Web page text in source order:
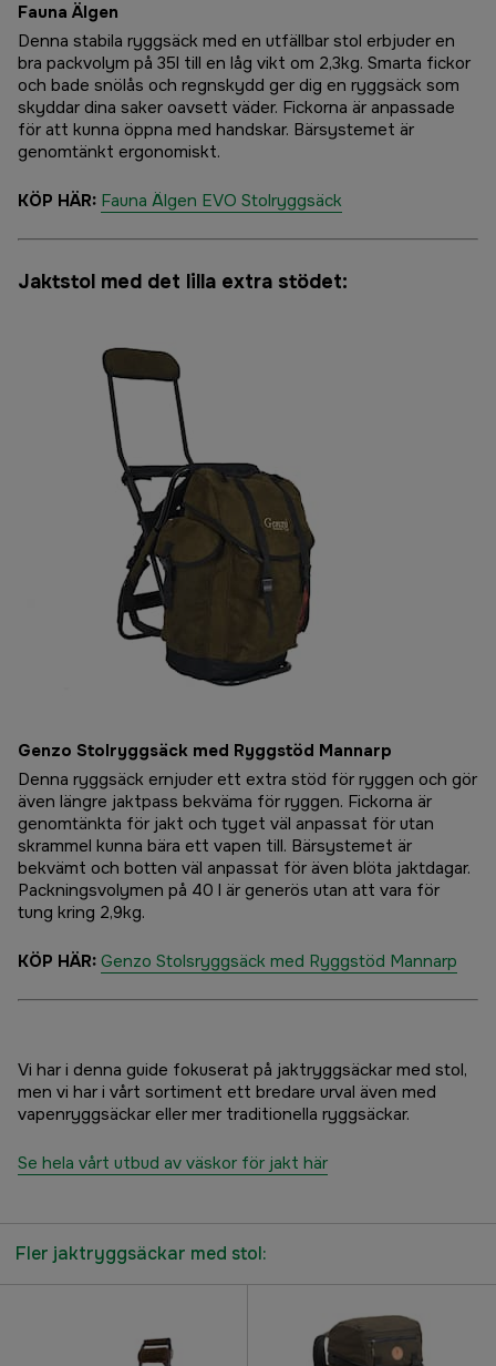
Fauna Älgen
Denna stabila ryggsäck med en utfällbar stol erbjuder en
bra packvolym på 35l till en låg vikt om 2,3kg. Smarta fickor
och bade snölås och regnskydd ger dig en ryggsäck som
skyddar dina saker oavsett väder. Fickorna är anpassade
för att kunna öppna med handskar. Bärsystemet är
genomtänkt ergonomiskt.
KÖP HÄR: Fauna Älgen EVO Stolryggsäck
Jaktstol med det lilla extra stödet:
Genzo Stolryggsäck med Ryggstöd Mannarp
Denna ryggsäck ernjuder ett extra stöd för ryggen och gör
även längre jaktpass bekväma för ryggen. Fickorna är
genomtänkta för jakt och tyget väl anpassat för utan
skrammel kunna bära ett vapen till. Bärsystemet är
bekvämt och botten väl anpassat för även blöta jaktdagar.
Packningsvolymen på 40 l är generös utan att vara för
tung kring 2,9kg.
KÖP HÄR: Genzo Stolsryggsäck med Ryggstöd Mannarp
Vi har i denna guide fokuserat på jaktryggsäckar med stol,
men vi har i vårt sortiment ett bredare urval även med
vapenryggsäckar eller mer traditionella ryggsäckar.
Se hela vårt utbud av väskor för jakt här
Fler jaktryggsäckar med stol: